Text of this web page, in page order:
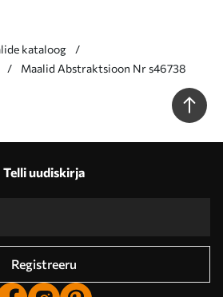
kataloog
Maalid Abstraktsioon Nr s46738
Telli uudiskirja
Registreeru